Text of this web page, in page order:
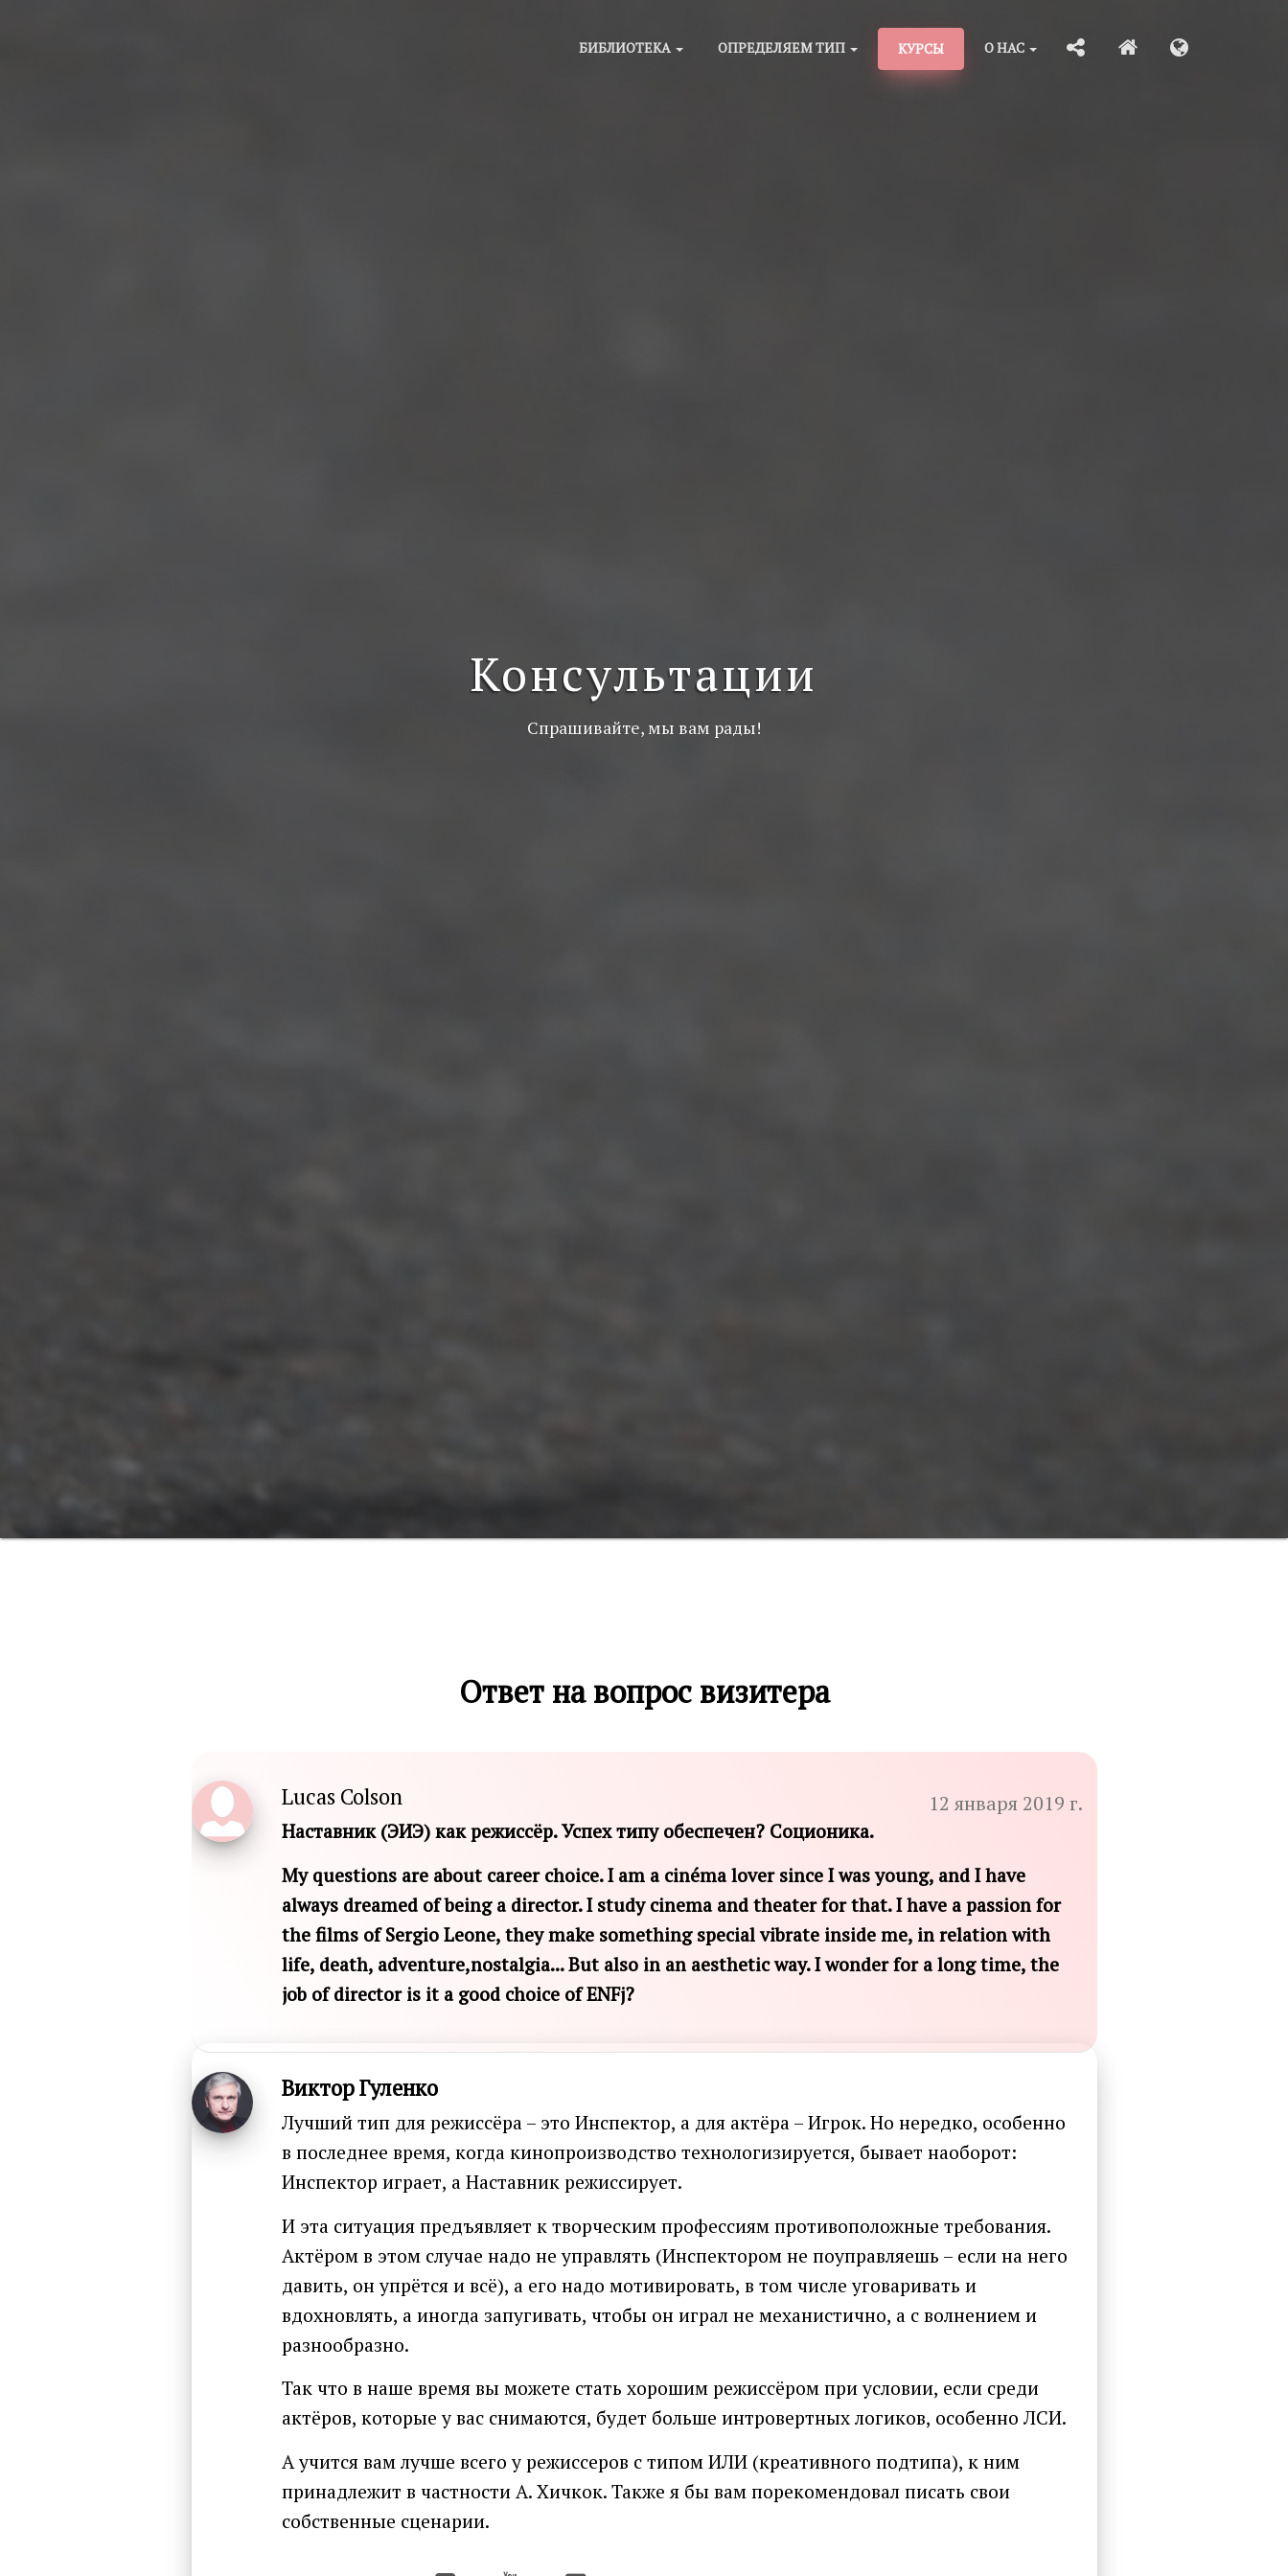
БИБЛИОТЕКА ОПРЕДЕЛЯЕМ ТИП КУРСЫ О НАС
Консультации
Спрашивайте, мы вам рады!
Ответ на вопрос визитера
Lucas Colson 12 января 2019 г.
Наставник (ЭИЭ) как режиссёр. Успех типу обеспечен? Соционика.
My questions are about career choice. I am a cinéma lover since I was young, and I have
always dreamed of being a director. I study cinema and theater for that. I have a passion for
the films of Sergio Leone, they make something special vibrate inside me, in relation with
life, death, adventure,nostalgia... But also in an aesthetic way. I wonder for a long time, the
job of director is it a good choice of ENFj?
Виктор Гуленко
Лучший тип для режиссёра – это Инспектор, а для актёра – Игрок. Но нередко, особенно
в последнее время, когда кинопроизводство технологизируется, бывает наоборот:
Инспектор играет, а Наставник режиссирует.
И эта ситуация предъявляет к творческим профессиям противоположные требования.
Актёром в этом случае надо не управлять (Инспектором не поуправляешь – если на него
давить, он упрётся и всё), а его надо мотивировать, в том числе уговаривать и
вдохновлять, а иногда запугивать, чтобы он играл не механистично, а с волнением и
разнообразно.
Так что в наше время вы можете стать хорошим режиссёром при условии, если среди
актёров, которые у вас снимаются, будет больше интровертных логиков, особенно ЛСИ.
А учится вам лучше всего у режиссеров с типом ИЛИ (креативного подтипа), к ним
принадлежит в частности А. Хичкок. Также я бы вам порекомендовал писать свои
собственные сценарии.